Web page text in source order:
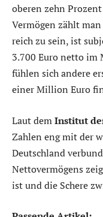
oberen zehn
Vermögen zählt
reich zu sein, ist
3.700 Euro netto im
fühlen sich andere
einer Million Euro
Laut demInstitut
Zahlen eng mit der
Deutschland
Nettovermögens
ist und die Schere